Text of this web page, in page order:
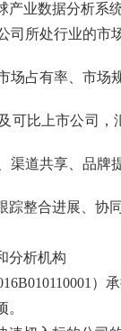
业数据分析系
司所处行业的
场占有率、市
可比上市公司
渠道共享、品
整合进展、协
分析机构
）承